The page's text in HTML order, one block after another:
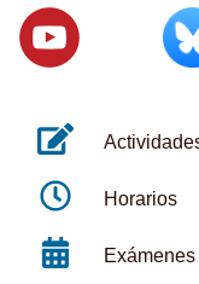
Horarios
Exámenes